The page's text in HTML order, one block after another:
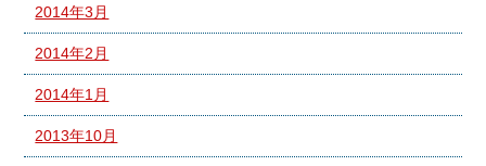
2014年3月
2014年2月
2014年1月
2013年10月